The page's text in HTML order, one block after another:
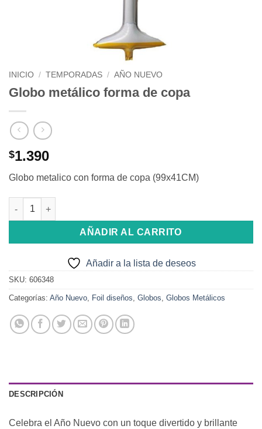
INICIO / TEMPORADAS / AÑO NUEVO
Globo metálico forma de copa
$1.390
Globo metalico con forma de copa (99x41CM)
Globo metálico forma de copa cantidad
AÑADIR AL CARRITO
Añadir a la lista de deseos
SKU: 606348
Categorías: Año Nuevo, Foil diseños, Globos, Globos Metálicos
DESCRIPCIÓN
Celebra el Año Nuevo con un toque divertido y brillante